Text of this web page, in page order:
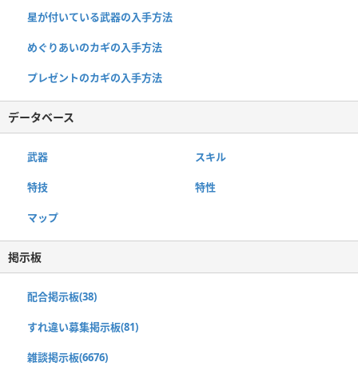
星が付いている武器の入手方法
めぐりあいのカギの入手方法
プレゼントのカギの入手方法
データベース
武器 スキル
特技 特性
マップ
掲示板
配合掲示板(38)
すれ違い募集掲示板(81)
雑談掲示板(6676)